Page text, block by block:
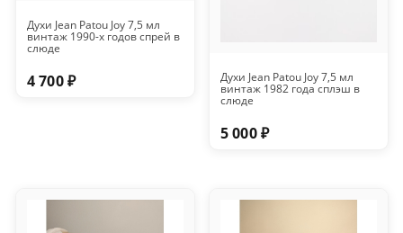
Духи Jean Patou Joy 7,5 мл
винтаж 1990-х годов спрей в
слюде
4 700 ₽ Духи Jean Patou Joy 7,5 мл
винтаж 1982 года сплэш в
слюде
5 000 ₽